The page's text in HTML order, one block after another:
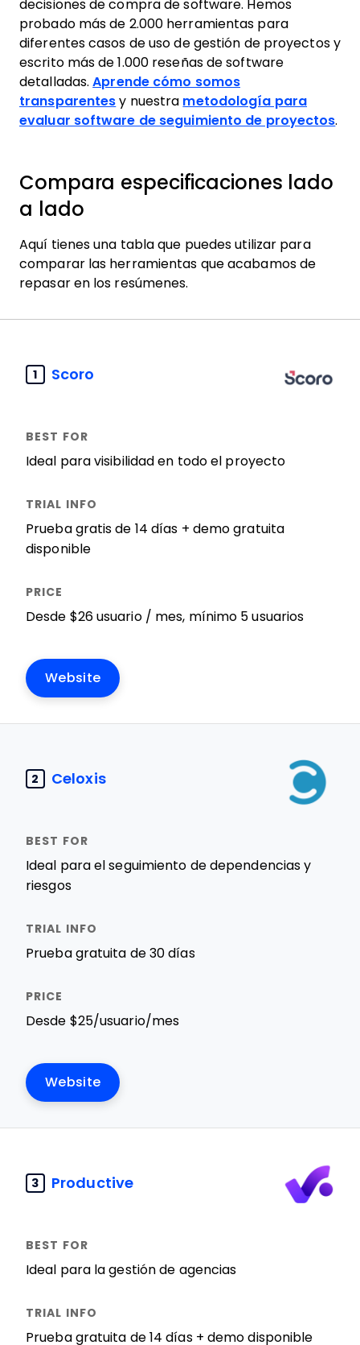
decisiones de compra de software. Hemos
probado más de 2.000 herramientas para
diferentes casos de uso de gestión de proyectos y
escrito más de 1.000 reseñas de software
detalladas. Aprende cómo somos
transparentes y nuestra metodología para
evaluar software de seguimiento de proyectos.
Compara especificaciones lado
a lado
Aquí tienes una tabla que puedes utilizar para
comparar las herramientas que acabamos de
repasar en los resúmenes.
1 Scoro
Ideal para visibilidad en todo el proyecto
Prueba gratis de 14 días + demo gratuita
disponible
Desde $26 usuario / mes, mínimo 5 usuarios
Website
2 Celoxis
Ideal para el seguimiento de dependencias y
riesgos
Prueba gratuita de 30 días
Desde $25/usuario/mes
Website
3 Productive
Ideal para la gestión de agencias
Prueba gratuita de 14 días + demo disponible